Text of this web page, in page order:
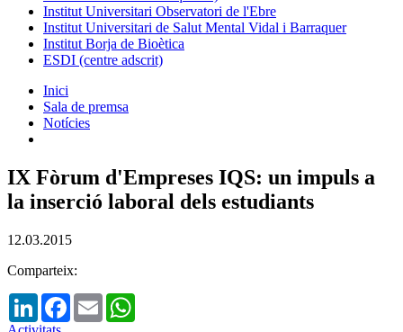
Institut Universitari Observatori de l'Ebre
Institut Universitari de Salut Mental Vidal i Barraquer
Institut Borja de Bioètica
ESDI (centre adscrit)
Inici
Sala de premsa
Notícies
IX Fòrum d'Empreses IQS: un impuls a
la inserció laboral dels estudiants
12.03.2015
Comparteix:
LinkedInFacebook
Email